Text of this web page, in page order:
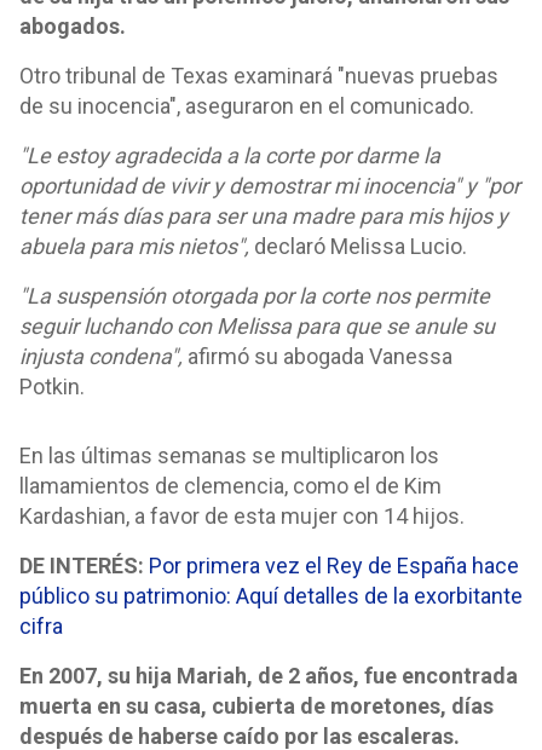
abogados.
Otro tribunal de Texas examinará "nuevas pruebas
de su inocencia", aseguraron en el comunicado.
"Le estoy agradecida a la corte por darme la
oportunidad de vivir y demostrar mi inocencia" y "por
tener más días para ser una madre para mis hijos y
abuela para mis nietos", declaró Melissa Lucio.
"La suspensión otorgada por la corte nos permite
seguir luchando con Melissa para que se anule su
injusta condena", afirmó su abogada Vanessa
Potkin.
En las últimas semanas se multiplicaron los
llamamientos de clemencia, como el de Kim
Kardashian, a favor de esta mujer con 14 hijos.
DE INTERÉS: Por primera vez el Rey de España hace
público su patrimonio: Aquí detalles de la exorbitante
cifra
En 2007, su hija Mariah, de 2 años, fue encontrada
muerta en su casa, cubierta de moretones, días
después de haberse caído por las escaleras.